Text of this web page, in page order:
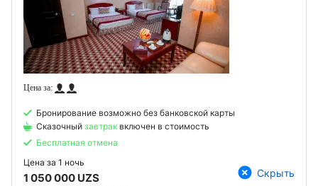
Бронирование возможно без банковской карты
Сказочный завтрак включен в стоимость
Бесплатная отмена
Цена за 1 ночь
1 050 000 UZS Скрыть